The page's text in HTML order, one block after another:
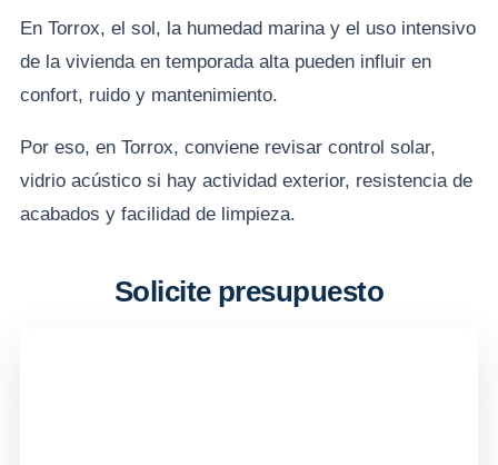
En Torrox, el sol, la humedad marina y el uso intensivo
de la vivienda en temporada alta pueden influir en
confort, ruido y mantenimiento.
Por eso, en Torrox, conviene revisar control solar,
vidrio acústico si hay actividad exterior, resistencia de
acabados y facilidad de limpieza.
Solicite presupuesto